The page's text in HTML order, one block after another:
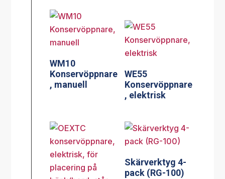
WM10
Konservöppnare
, manuell
WE55
Konservöppnare
, elektrisk
Skärverktyg 4-
pack (RG-100)